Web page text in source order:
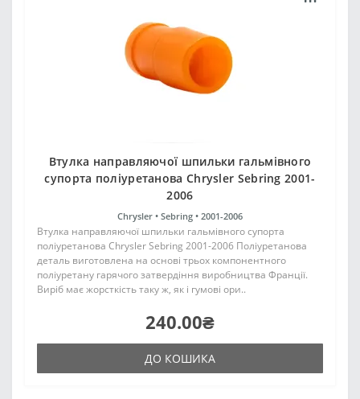
Втулка направляючої шпильки гальмівного
супорта поліуретанова Chrysler Sebring 2001-
2006
Chrysler • Sebring • 2001-2006
Втулка направляючої шпильки гальмівного супорта
поліуретанова Chrysler Sebring 2001-2006 Поліуретанова
деталь виготовлена на основі трьох компонентного
поліуретану гарячого затвердіння виробництва Франції.
Виріб має жорсткість таку ж, як і гумові ори..
240.00₴
ДО КОШИКА